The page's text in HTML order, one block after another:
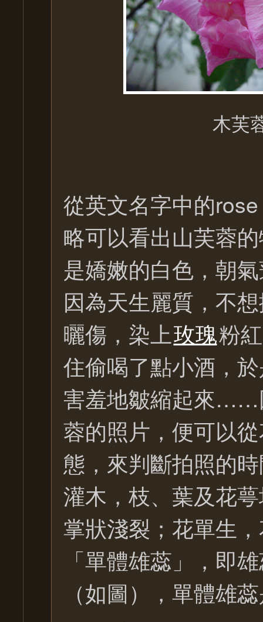
木芙
從英文名字中的
略可以看出山芙蓉
是嬌嫩的白色，朝
因為天生麗質，不
曬傷，染上玫瑰粉
住偷喝了點小酒，
害羞地皺縮起來……
蓉的照片，便可以
態，來判斷拍照的
灌木，枝、葉及花
掌狀淺裂；花單生
「單體雄蕊」，即
（如圖），單體雄